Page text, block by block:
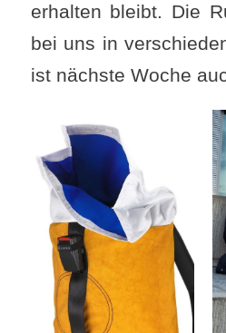
erhalten bleibt. Die
bei uns in
ist nächste Woche